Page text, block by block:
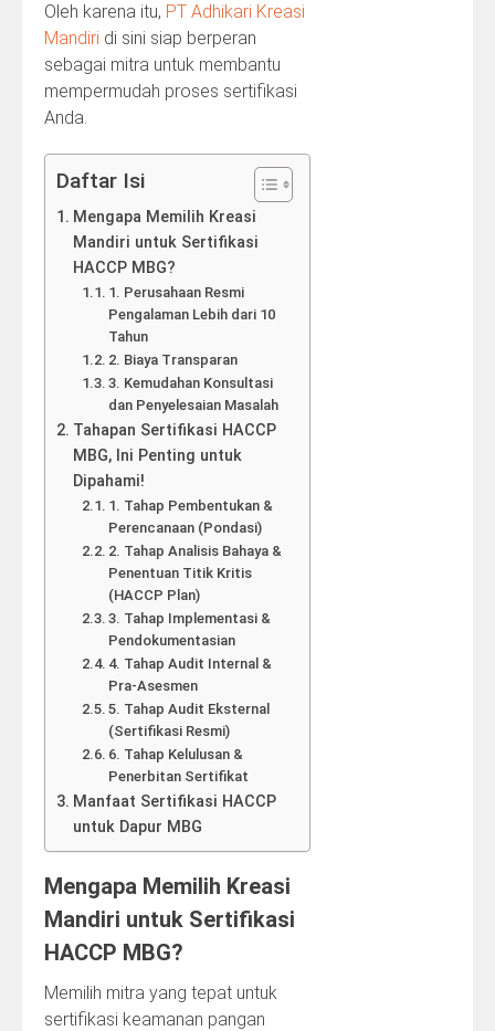
Oleh karena itu, PT Adhikari Kreasi
Mandiri di sini siap berperan
sebagai mitra untuk membantu
mempermudah proses sertifikasi
Anda.
Daftar Isi
Mengapa Memilih Kreasi
Mandiri untuk Sertifikasi
HACCP MBG?
1. Perusahaan Resmi
Pengalaman Lebih dari 10
Tahun
2. Biaya Transparan
3. Kemudahan Konsultasi
dan Penyelesaian Masalah
Tahapan Sertifikasi HACCP
MBG, Ini Penting untuk
Dipahami!
1. Tahap Pembentukan &
Perencanaan (Pondasi)
2. Tahap Analisis Bahaya &
Penentuan Titik Kritis
(HACCP Plan)
3. Tahap Implementasi &
Pendokumentasian
4. Tahap Audit Internal &
Pra‑Asesmen
5. Tahap Audit Eksternal
(Sertifikasi Resmi)
6. Tahap Kelulusan &
Penerbitan Sertifikat
Manfaat Sertifikasi HACCP
untuk Dapur MBG
Mengapa Memilih Kreasi
Mandiri untuk Sertifikasi
HACCP MBG?
Memilih mitra yang tepat untuk
sertifikasi keamanan pangan